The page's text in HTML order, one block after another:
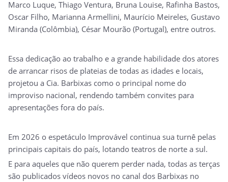
Marco Luque, Thiago Ventura, Bruna Louise, Rafinha Bastos,
Oscar Filho, Marianna Armellini, Maurício Meireles, Gustavo
Miranda (Colômbia), César Mourão (Portugal), entre outros.
Essa dedicação ao trabalho e a grande habilidade dos atores
de arrancar risos de plateias de todas as idades e locais,
projetou a Cia. Barbixas como o principal nome do
improviso nacional, rendendo também convites para
apresentações fora do país.
Em 2026 o espetáculo Improvável continua sua turnê pelas
principais capitais do país, lotando teatros de norte a sul.
E para aqueles que não querem perder nada, todas as terças
são publicados vídeos novos no canal dos Barbixas no